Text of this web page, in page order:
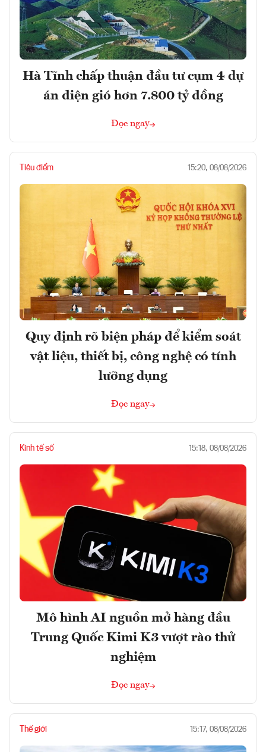
Hà Tĩnh chấp thuận đầu tư cụm 4 dự
án điện gió hơn 7.800 tỷ đồng
Đọc ngay
Tiêu điểm 15:20, 08/08/2026
Quy định rõ biện pháp để kiểm soát
vật liệu, thiết bị, công nghệ có tính
lưỡng dụng
Đọc ngay
Kinh tế số 15:18, 08/08/2026
Mô hình AI nguồn mở hàng đầu
Trung Quốc Kimi K3 vượt rào thử
nghiệm
Đọc ngay
Thế giới 15:17, 08/08/2026